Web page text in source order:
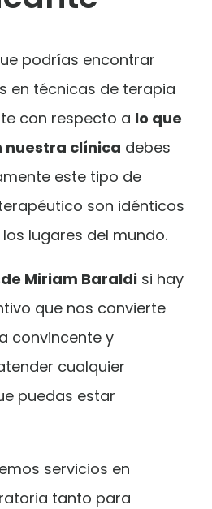
podrías encontrar
en técnicas de terapia
con respecto a lo que
nuestra clínica debes
este tipo de
son idénticos
lugares del mundo.
Miriam Baraldisi hay
que nos convierte
convincente y
cualquier
puedas estar
servicios en
tanto para